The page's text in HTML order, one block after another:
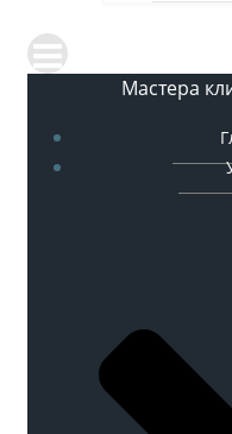
Мастера